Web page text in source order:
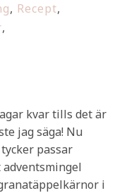
, Recept,
,
kvar tills det är
jag säga! Nu
passar
i